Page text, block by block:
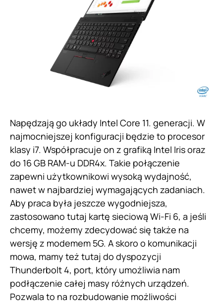
Napędzają go układy Intel Core 11. generacji. W
najmocniejszej konfiguracji będzie to procesor
klasy i7. Współpracuje on z grafiką Intel Iris oraz
do 16 GB RAM-u DDR4x. Takie połączenie
zapewni użytkownikowi wysoką wydajność,
nawet w najbardziej wymagających zadaniach.
Aby praca była jeszcze wygodniejsza,
zastosowano tutaj kartę sieciową Wi-Fi 6, a jeśli
chcemy, możemy zdecydować się także na
wersję z modemem 5G. A skoro o komunikacji
mowa, mamy też tutaj do dyspozycji
Thunderbolt 4, port, który umożliwia nam
podłączenie całej masy różnych urządzeń.
Pozwala to na rozbudowanie możliwości